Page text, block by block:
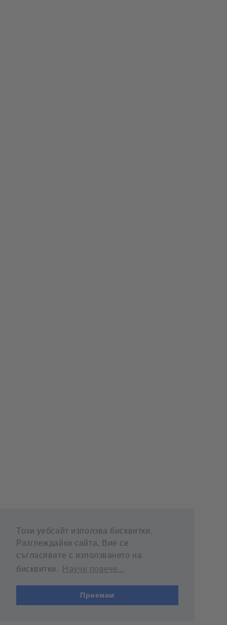
Този уебсайт използва бисквитки.
Разглеждайки сайта, Вие се
съгласявате с използването на
бисквитки.
Научи повече...
Приемам